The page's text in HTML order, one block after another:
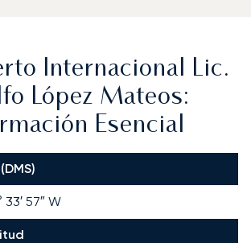
Internacional Lic.
López Mateos:
Esencial
33′ 57″ W